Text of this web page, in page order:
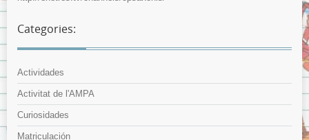
Categories:
Actividades
Activitat de l'AMPA
Curiosidades
Matriculación